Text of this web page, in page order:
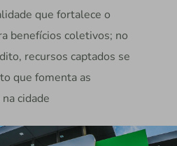
que fortalece o
benefícios coletivos; no
recursos captados se
que fomenta as
cidade